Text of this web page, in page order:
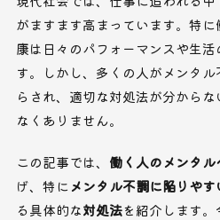
がますます高まっています。特
康は日々のパフォーマンスや生
す。しかし、多くの人がメンタ
らされ、適切な対処法が分から
なくありません。
この記事では、 働く人のメンタル
げ、特にメンタル不調に陥りや
る具体的な対処法を紹介します